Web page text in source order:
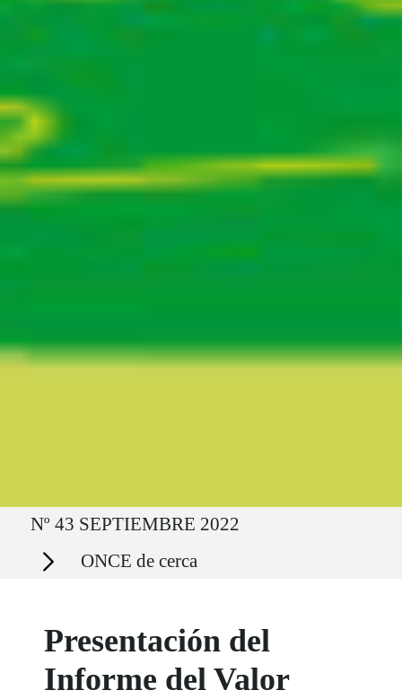
Ruta del sitio
Nº 43 SEPTIEMBRE 2022
Secciones ONCE de cerca
Presentación del
Informe del Valor